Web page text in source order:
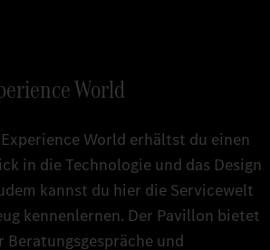
World
World erhältst du einen
in die Technologie und das Design
kannst du hier die Servicewelt
kennenlernen. Der Pavillon bietet
Beratungsgespräche und